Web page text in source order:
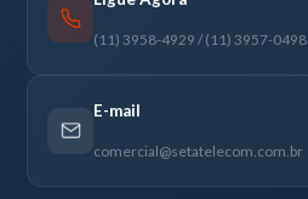
(11) 3958-4929 / (11) 3957-0498
E-mail
comercial@setatelecom.com.br